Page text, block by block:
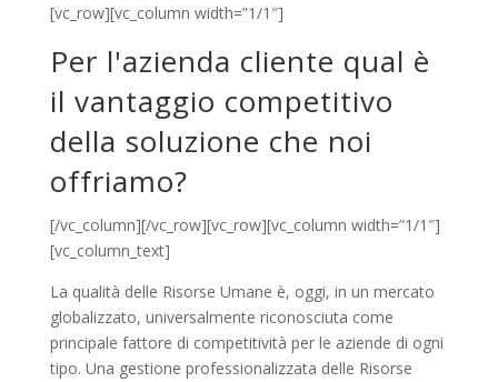
[vc_row][vc_column width=”1/1″]
Per l'azienda cliente qual è
il vantaggio competitivo
della soluzione che noi
offriamo?
[/vc_column][/vc_row][vc_row][vc_column width=”1/1″]
[vc_column_text]
La qualità delle Risorse Umane è, oggi, in un mercato
globalizzato, universalmente riconosciuta come
principale fattore di competitività per le aziende di ogni
tipo. Una gestione professionalizzata delle Risorse